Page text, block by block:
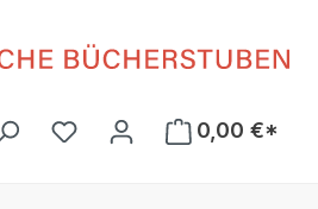
Du hast 0 Produkte auf
0,00 €*